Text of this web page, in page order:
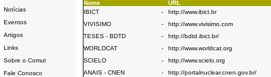
Notícias
Eventos
Artigos
Links
Sobre o Comut
Fale Conosco
Nome
URL
IBICT
-
http://www.ibict.br
VIVISIMO
-
http://www.vivisimo.com
TESES - BDTD
-
http://bdtd.ibict.br/
WORLDCAT
-
http://www.worldcat.org
SCIELO
-
http://www.scielo.org
ANAIS - CNEN
-
http://portalnuclear.cnen.gov.br/